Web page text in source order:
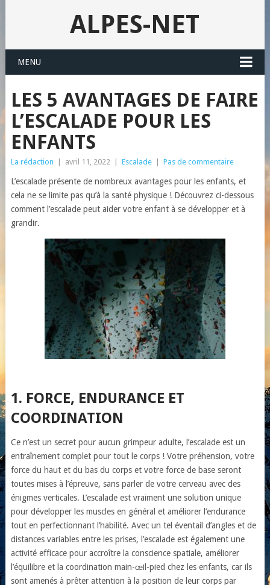
ALPES-NET
MENU
LES 5 AVANTAGES DE FAIRE
L’ESCALADE POUR LES
ENFANTS
La rédaction avril 11, 2022 Escalade Pas de commentaire
L’escalade présente de nombreux avantages pour les enfants, et
cela ne se limite pas qu’à la santé physique ! Découvrez ci-dessous
comment l’escalade peut aider votre enfant à se développer et à
grandir.
1. FORCE, ENDURANCE ET
COORDINATION
Ce n’est un secret pour aucun grimpeur adulte, l’escalade est un
entraînement complet pour tout le corps ! Votre préhension, votre
force du haut et du bas du corps et votre force de base seront
toutes mises à l’épreuve, sans parler de votre cerveau avec des
énigmes verticales. L’escalade est vraiment une solution unique
pour développer les muscles en général et améliorer l’endurance
tout en perfectionnant l’habilité. Avec un tel éventail d’angles et de
distances variables entre les prises, l’escalade est également une
activité efficace pour accroître la conscience spatiale, améliorer
l’équilibre et la coordination main-œil-pied chez les enfants, car ils
sont amenés à prêter attention à la position de leur corps par